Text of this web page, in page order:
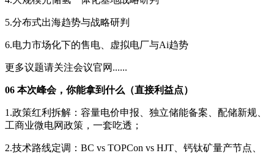
5.分布式出海趋势与战略研判
6.电力市场化下的售电、虚拟电厂与Ai趋势
更多议题请关注会议官网......
06 本次峰会，你能拿到什么（直接利益点）
1.政策红利拆解：容量电价申报、独立储能备案、配储新规、
工商业微电网政策，一套吃透；
2.技术路线定调：BC vs TOPCon vs HJT、钙钛矿量产节点、